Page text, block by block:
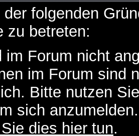
folgenden
zu betreten:
im Forum nicht
im Forum sind
Bitte nutzen
sich
dies hier tun.